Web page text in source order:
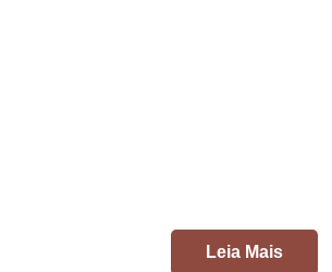
Leia Mais